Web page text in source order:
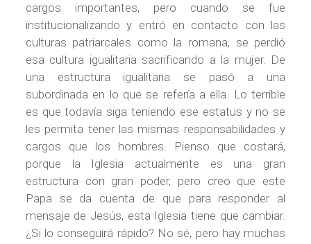
cargos importantes, pero cuando se fue
institucionalizando y entró en contacto con las
culturas patriarcales como la romana, se perdió
esa cultura igualitaria sacrificando a la mujer. De
una estructura igualitaria se pasó a una
subordinada en lo que se refería a ella. Lo terrible
es que todavía siga teniendo ese estatus y no se
les permita tener las mismas responsabilidades y
cargos que los hombres. Pienso que costará,
porque la Iglesia actualmente es una gran
estructura con gran poder, pero creo que este
Papa se da cuenta de que para responder al
mensaje de Jesús, esta Iglesia tiene que cambiar.
¿Si lo conseguirá rápido? No sé, pero hay muchas